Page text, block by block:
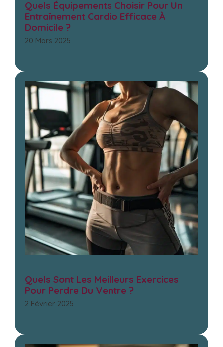
Quels Équipements Choisir Pour Un
Entraînement Cardio Efficace À
Domicile ?
20 Mars 2025
Quels Sont Les Meilleurs Exercices
Pour Perdre Du Ventre ?
2 Février 2025